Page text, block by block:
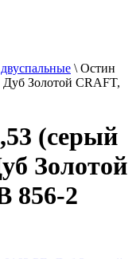
\Остин
Дуб Золотой CRAFT,
(серый
Золотой
856-2